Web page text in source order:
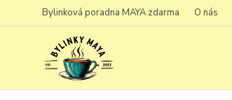
Bylinková poradna MAYA zdarma O nás